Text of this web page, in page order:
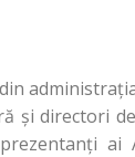
şi directori
ai